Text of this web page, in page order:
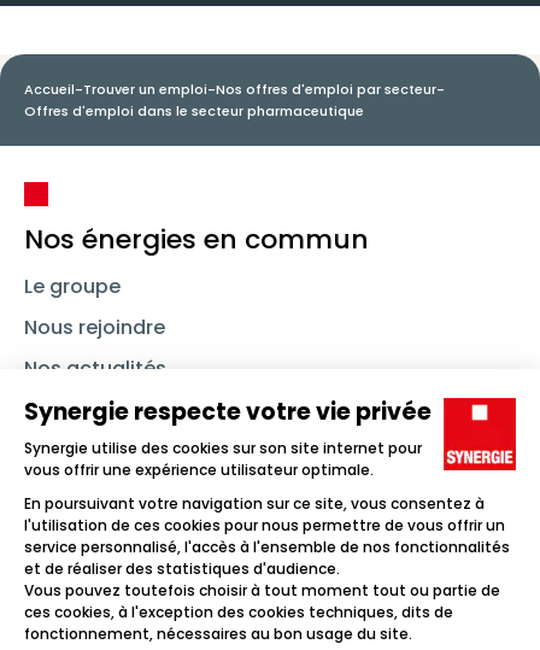
Accueil-Trouver un emploi-Nos offres d'emploi par secteur-
Offres d'emploi dans le secteur pharmaceutique
Nos énergies en commun
Le groupe
Nous rejoindre
Nos actualités
Nous contacter
Linkedin SynergieInstagramTikTok Youtube
Trouver un emploi
Icône d'illustration
Candidats
Icône d'illustration